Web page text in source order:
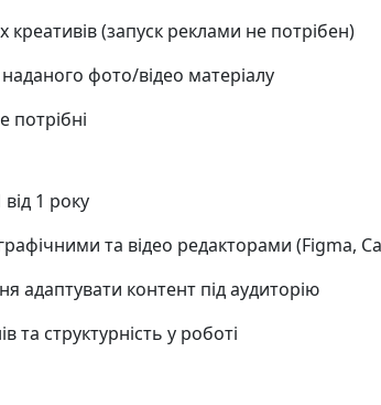
(запуск реклами не потрібен)
фото/відео матеріалу
потрібні
1 року
та відео редакторами (Figma,
адаптувати контент під аудиторію
та структурність у роботі